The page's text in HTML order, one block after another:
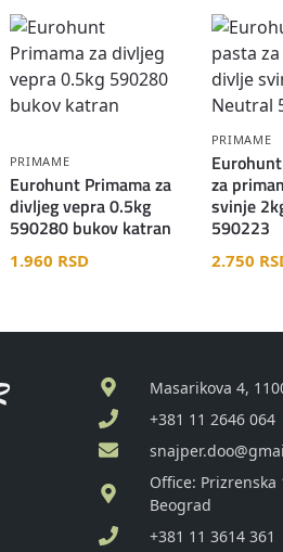
PRIMAME
Eurohunt Primama za
divljeg vepra 0.5kg
590280 bukov katran
1.960 RSD
PRIMAME
za
svinje
590223
2.750
Masarikova 4,
+381 11 2646 064
Office: Prizrenska
Beograd
+381 11 3614 361